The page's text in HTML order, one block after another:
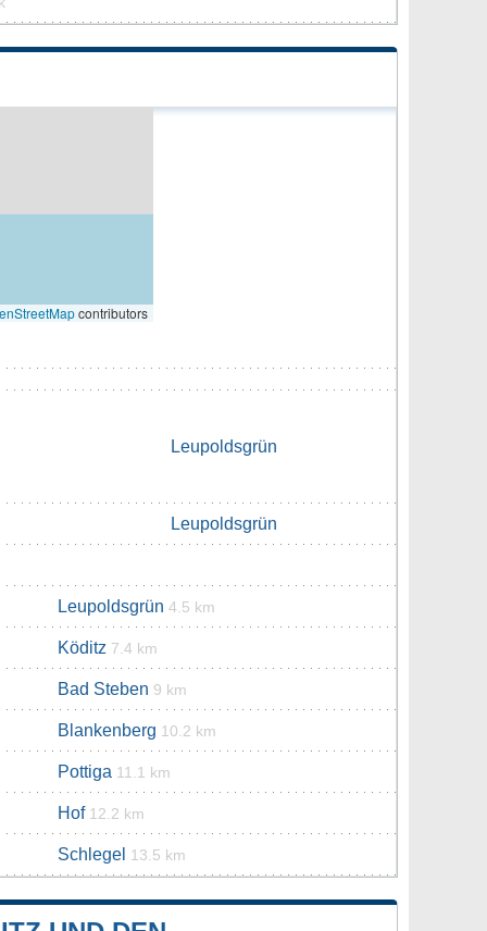
contributors
Leupoldsgrün
Leupoldsgrün
Leupoldsgrün 4.5 km
Köditz 7.4 km
Bad Steben 9 km
Blankenberg 10.2 km
Pottiga 11.1 km
Hof 12.2 km
Schlegel 13.5 km